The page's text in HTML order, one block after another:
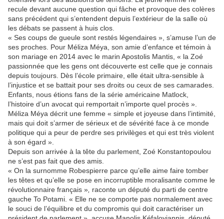
recule devant aucune question qui fâche et provoque des colères
sans précédent qui s’entendent depuis l’extérieur de la salle où
les débats se passent à huis clos.
« Ses coups de gueule sont restés légendaires », s’amuse l’un de
ses proches. Pour Méliza Méya, son amie d’enfance et témoin à
son mariage en 2014 avec le marin Apostolis Mantis, « la Zoé
passionnée que les gens ont découverte est celle que je connais
depuis toujours. Dès l’école primaire, elle était ultra-sensible à
l’injustice et se battait pour ses droits ou ceux de ses camarades.
Enfants, nous étions fans de la série américaine Matlock,
l’histoire d’un avocat qui remportait n’importe quel procès ».
Méliza Méya décrit une femme « simple et joyeuse dans l’intimité,
mais qui doit s’armer de sérieux et de sévérité face à ce monde
politique qui a peur de perdre ses privilèges et qui est très violent
à son égard ».
Depuis son arrivée à la tête du parlement, Zoé Konstantopoulou
ne s’est pas fait que des amis.
« On la surnomme Robespierre parce qu’elle aime faire tomber
les têtes et qu’elle se pose en incorruptible moralisante comme le
révolutionnaire français » raconte un député du parti de centre
gauche To Potami. « Elle ne se comporte pas normalement avec
le souci de l’équilibre et du compromis qui doit caractériser un